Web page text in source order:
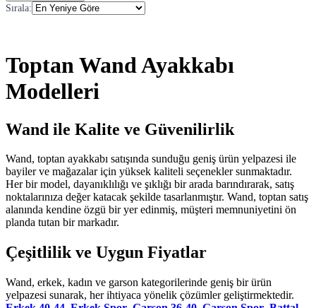
Sırala:
Toptan Wand Ayakkabı
Modelleri
Wand ile Kalite ve Güvenilirlik
Wand, toptan ayakkabı satışında sunduğu geniş ürün yelpazesi ile
bayiler ve mağazalar için yüksek kaliteli seçenekler sunmaktadır.
Her bir model, dayanıklılığı ve şıklığı bir arada barındırarak, satış
noktalarınıza değer katacak şekilde tasarlanmıştır. Wand, toptan satış
alanında kendine özgü bir yer edinmiş, müşteri memnuniyetini ön
planda tutan bir markadır.
Çeşitlilik ve Uygun Fiyatlar
Wand, erkek, kadın ve garson kategorilerinde geniş bir ürün
yelpazesi sunarak, her ihtiyaca yönelik çözümler geliştirmektedir.